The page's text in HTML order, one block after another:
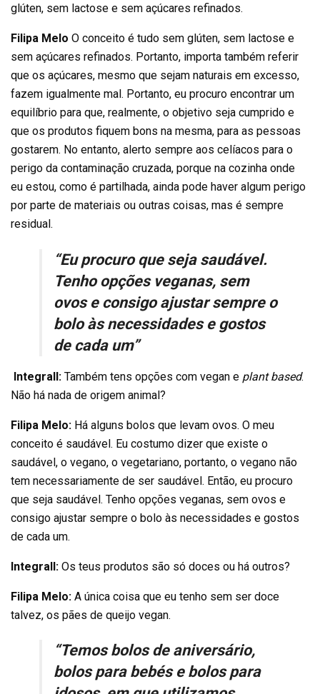
glúten, sem lactose e sem açúcares refinados.
Filipa Melo O conceito é tudo sem glúten, sem lactose e
sem açúcares refinados. Portanto, importa também referir
que os açúcares, mesmo que sejam naturais em excesso,
fazem igualmente mal. Portanto, eu procuro encontrar um
equilíbrio para que, realmente, o objetivo seja cumprido e
que os produtos fiquem bons na mesma, para as pessoas
gostarem. No entanto, alerto sempre aos celíacos para o
perigo da contaminação cruzada, porque na cozinha onde
eu estou, como é partilhada, ainda pode haver algum perigo
por parte de materiais ou outras coisas, mas é sempre
residual.
“Eu procuro que seja saudável.
Tenho opções veganas, sem
ovos e consigo ajustar sempre o
bolo às necessidades e gostos
de cada um”
Integrall: Também tens opções com vegan e plant based.
Não há nada de origem animal?
Filipa Melo: Há alguns bolos que levam ovos. O meu
conceito é saudável. Eu costumo dizer que existe o
saudável, o vegano, o vegetariano, portanto, o vegano não
tem necessariamente de ser saudável. Então, eu procuro
que seja saudável. Tenho opções veganas, sem ovos e
consigo ajustar sempre o bolo às necessidades e gostos
de cada um.
Integrall: Os teus produtos são só doces ou há outros?
Filipa Melo: A única coisa que eu tenho sem ser doce
talvez, os pães de queijo vegan.
“Temos bolos de aniversário,
bolos para bebés e bolos para